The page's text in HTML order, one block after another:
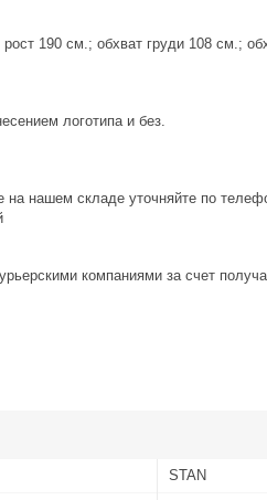
190 см.; обхват груди 108 см.;
логотипа и без.
нашем складе уточняйте по
компаниями за счет
STAN